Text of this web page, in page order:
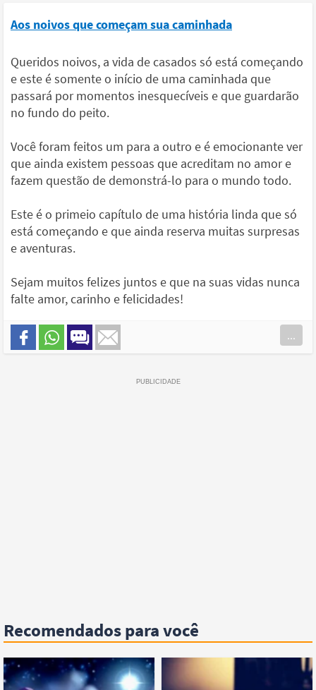
Aos noivos que começam sua caminhada
Queridos noivos, a vida de casados só está começando
e este é somente o início de uma caminhada que
passará por momentos inesquecíveis e que guardarão
no fundo do peito.
Você foram feitos um para a outro e é emocionante ver
que ainda existem pessoas que acreditam no amor e
fazem questão de demonstrá-lo para o mundo todo.
Este é o primeio capítulo de uma história linda que só
está começando e que ainda reserva muitas surpresas
e aventuras.
Sejam muitos felizes juntos e que na suas vidas nunca
falte amor, carinho e felicidades!
...
Recomendados para você